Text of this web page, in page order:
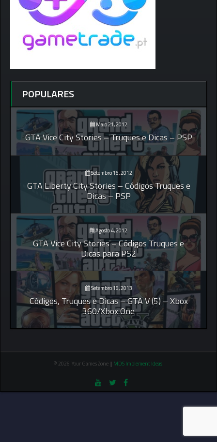
POPULARES
Maio 21, 2012
GTA Vice City Stories – Truques e Dicas – PSP
Setembro 16, 2012
GTA Liberty City Stories – Códigos Truques e
Dicas – PSP
Agosto 4, 2012
GTA Vice City Stories – Códigos Truques e
Dicas para PS2
Setembro 16, 2013
Códigos, Truques e Dicas – GTA V (5) – Xbox
360/Xbox One
© 2026 Your Games Zone || MDS Implement Ideas